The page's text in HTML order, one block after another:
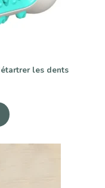
les dents